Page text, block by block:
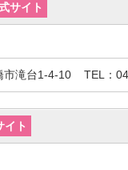
サイト
市滝台1-4-10 TEL：
イト